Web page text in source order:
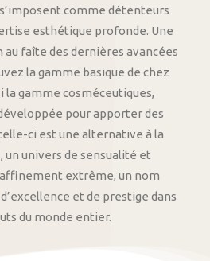
comme détenteurs
esthétique profonde. Une
au faîte des dernières avancées
la gamme basique de chez
la gamme cosméceutiques,
pour apporter des
ci est une alternative à la
un univers de sensualité et
extrême, un nom
et de prestige dans
du monde entier.